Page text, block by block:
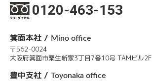
0120-463-153
箕面本社 / Mino office
〒562-0024
大阪府箕面市粟生新家3丁目7番10号 TAMビル2F
豊中支社 / Toyonaka office